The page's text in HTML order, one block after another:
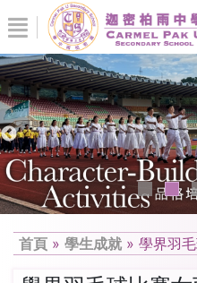
首頁 » 學生成就 » 學界羽